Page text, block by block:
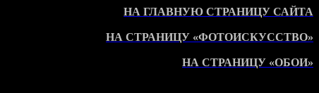
НА ГЛАВНУЮ СТРАНИЦУ САЙТА
НА СТРАНИЦУ «ФОТОИСКУССТВО»
НА СТРАНИЦУ «ОБОИ»